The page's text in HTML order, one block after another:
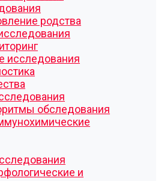
родства
исследования
обследования
и